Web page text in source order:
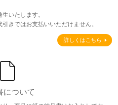
いたします。
きではお支払いいただけません。
詳しくはこちら
について